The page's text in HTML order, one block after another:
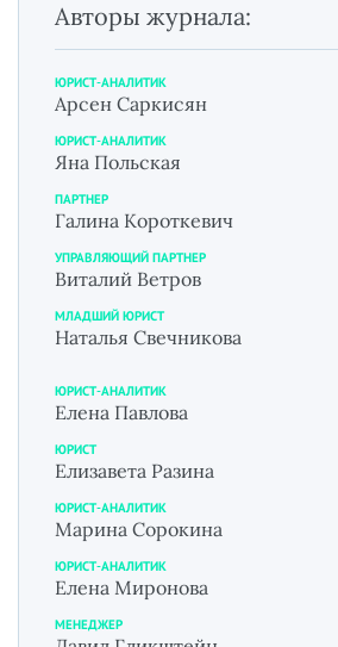
Авторы журнала:
ЮРИСТ-АНАЛИТИК
Арсен Саркисян
ЮРИСТ-АНАЛИТИК
Яна Польская
ПАРТНЕР
Галина Короткевич
УПРАВЛЯЮЩИЙ ПАРТНЕР
Виталий Ветров
МЛАДШИЙ ЮРИСТ
Наталья Свечникова
ЮРИСТ-АНАЛИТИК
Елена Павлова
ЮРИСТ
Елизавета Разина
ЮРИСТ-АНАЛИТИК
Марина Сорокина
ЮРИСТ-АНАЛИТИК
Елена Миронова
МЕНЕДЖЕР